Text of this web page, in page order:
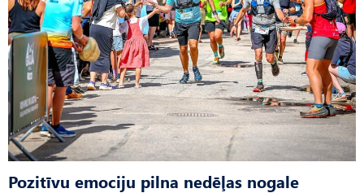
Pozitīvu emociju pilna nedēļas nogale